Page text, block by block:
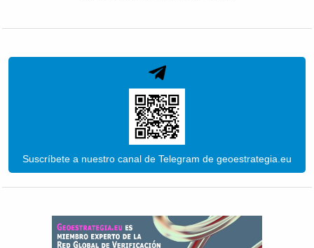
Suscríbete a nuestro canal de Telegram de geoestrategia.eu